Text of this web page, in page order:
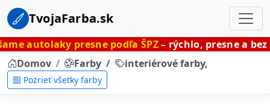
TvojaFarba.sk
presne podľa ŠPZ– rýchlo, presne a bez čakania.
Domov
Farby interiérové farby,
Pozrieť všetky farby